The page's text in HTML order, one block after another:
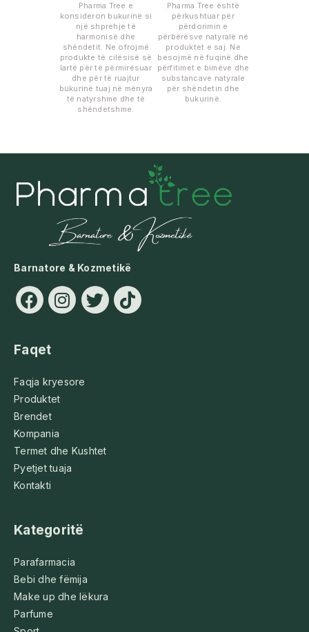
Pharma Tree e
konsideron bukurinë si
një shprehje të
harmonisë dhe
shëndetit. Ne ofrojmë
produkte të cilësisë së
lartë për të përmirësuar
dhe për të ruajtur
bukurinë tuaj në mënyra
të natyrshme dhe të
shëndetshme.
Pharma Tree është
përkushtuar për
përdorimin e
përbërësve natyralë në
produktet e saj. Ne
besojmë në fuqinë dhe
përfitimet e bimëve dhe
substancave natyrale
për shëndetin dhe
bukurinë.
Barnatore & Kozmetikë
Faqet
Faqja kryesore
Produktet
Brendet
Kompania
Termet dhe Kushtet
Pyetjet tuaja
Kontakti
Kategoritë
Parafarmacia
Bebi dhe fëmija
Make up dhe lëkura
Parfume